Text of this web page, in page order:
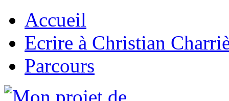
Accueil
Ecrire à Christian
Parcours